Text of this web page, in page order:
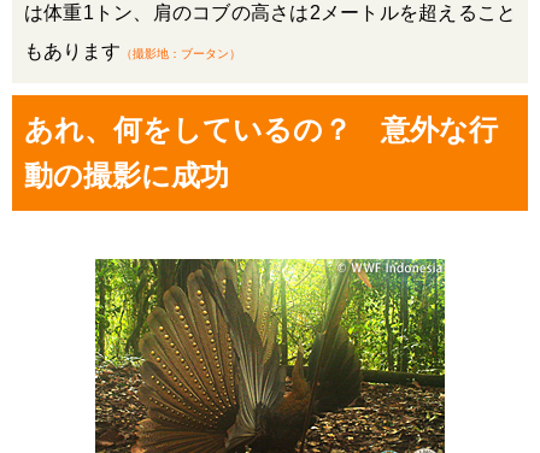
は体重1トン、肩のコブの高さは2メートルを超えること
もあります （撮影地：ブータン）
あれ、何をしているの？ 意外な行
動の撮影に成功